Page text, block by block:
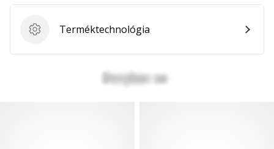
Terméktechnológia
Terméktechnológia